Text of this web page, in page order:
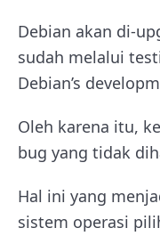
Debian akan di-
sudah melalui
Debian’s
Oleh karena itu,
bug yang tidak
Hal ini yang
sistem operasi